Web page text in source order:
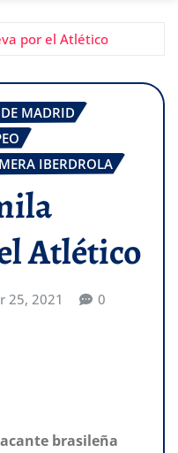
por el Atlético
MADRID
IBERDROLA
Atlético
25, 2021 0
brasileña